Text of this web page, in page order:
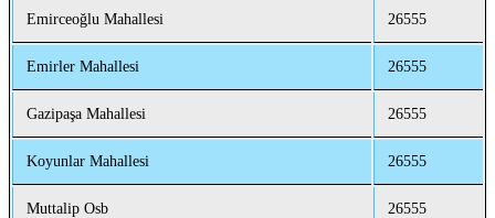
Emirceoğlu Mahallesi 26555
Emirler Mahallesi 26555
Gazipaşa Mahallesi 26555
Koyunlar Mahallesi 26555
Muttalip Osb 26555